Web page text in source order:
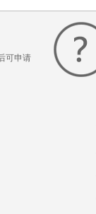
可申请